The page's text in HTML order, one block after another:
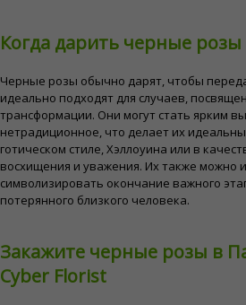
Когда дарить черные
Черные розы обычно дарят, чтобы
идеально подходят для случаев,
трансформации. Они могут стать ярким
нетрадиционное, что делает их
готическом стиле, Хэллоуина или в
восхищения и уважения. Их также можно
символизировать окончание важного
потерянного близкого человека.
Закажите черные розы в
Cyber ​​Florist